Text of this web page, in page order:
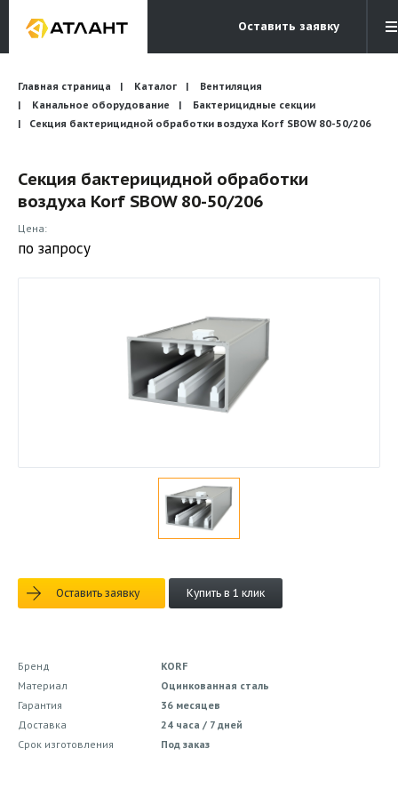
Оставить заявку
Электронная почта
info@atlantcompany.ru
Бесплатный звонок
8 (495) 532-45-07
Бренды
Каталоги
Бланки запросов
Главная страница Каталог
Вентиляция
Канальное оборудование
Бактерицидные секции
Секция бактерицидной обработки воздуха Korf SBOW 80-50/206
Секция бактерицидной обработки
воздуха Korf SBOW 80-50/206
Цена:
по запросу
Оставить заявку Купить в 1 клик
Бренд
KORF
Материал
Оцинкованная сталь
Гарантия
36 месяцев
Доставка
24 часа / 7 дней
Срок изготовления
Под заказ